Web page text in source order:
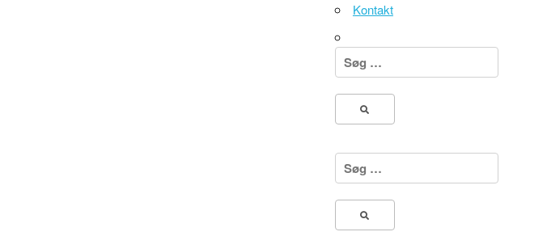
Kontakt
Søg
efter:
Søg
efter: